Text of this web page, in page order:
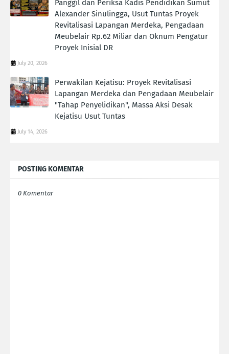
Panggil dan Periksa Kadis Pendidikan Sumut
Alexander Sinulingga, Usut Tuntas Proyek
Revitalisasi Lapangan Merdeka, Pengadaan
Meubelair Rp.62 Miliar dan Oknum Pengatur
Proyek Inisial DR
July 20, 2026
Perwakilan Kejatisu: Proyek Revitalisasi
Lapangan Merdeka dan Pengadaan Meubelair
"Tahap Penyelidikan", Massa Aksi Desak
Kejatisu Usut Tuntas
July 14, 2026
POSTING KOMENTAR
0 Komentar